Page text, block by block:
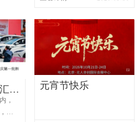
单
等进行座谈。双方围绕发挥
各自优势、打造品牌展会、
共促重庆市陆海经贸促进中
心（以下简称“中心”）发展深
入交流，并就2026陆海新通
道国际物流博览会（以下简
汽
，
亲
元宵节快乐